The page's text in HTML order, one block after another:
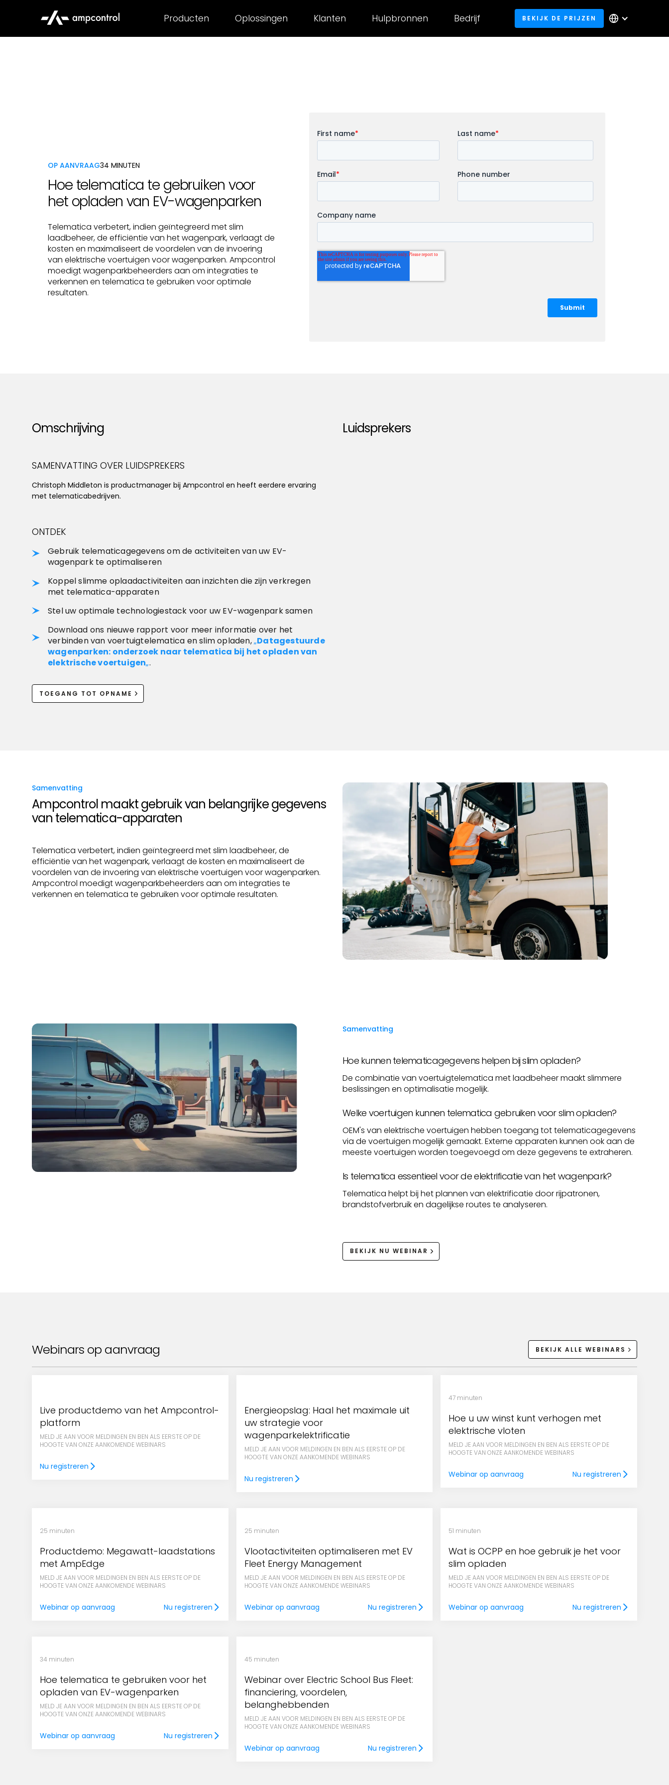
Producten Oplossingen Klanten Hulpbronnen Bedrijf BEKIJK DE PRIJZEN
OP AANVRAAG34 MINUTEN
Hoe telematica te gebruiken voor
het opladen van EV-wagenparken
Telematica verbetert, indien geïntegreerd met slim
laadbeheer, de efficiëntie van het wagenpark, verlaagt de
kosten en maximaliseert de voordelen van de invoering
van elektrische voertuigen voor wagenparken. Ampcontrol
moedigt wagenparkbeheerders aan om integraties te
verkennen en telematica te gebruiken voor optimale
resultaten.
Omschrijving
SAMENVATTING OVER LUIDSPREKERS
Christoph Middleton is productmanager bij Ampcontrol en heeft eerdere ervaring
met telematicabedrijven.
ONTDEK
Gebruik telematicagegevens om de activiteiten van uw EV-
wagenpark te optimaliseren
Koppel slimme oplaadactiviteiten aan inzichten die zijn verkregen
met telematica-apparaten
Stel uw optimale technologiestack voor uw EV-wagenpark samen
Download ons nieuwe rapport voor meer informatie over het
verbinden van voertuigtelematica en slim opladen,„Datagestuurde
wagenparken: onderzoek naar telematica bij het opladen van
elektrische voertuigen„.
TOEGANG TOT OPNAME
Luidsprekers
Samenvatting
Ampcontrol maakt gebruik van belangrijke gegevens
van telematica-apparaten
Telematica verbetert, indien geïntegreerd met slim laadbeheer, de
efficiëntie van het wagenpark, verlaagt de kosten en maximaliseert de
voordelen van de invoering van elektrische voertuigen voor wagenparken.
Ampcontrol moedigt wagenparkbeheerders aan om integraties te
verkennen en telematica te gebruiken voor optimale resultaten.
Samenvatting
Hoe kunnen telematicagegevens helpen bij slim opladen?
De combinatie van voertuigtelematica met laadbeheer maakt slimmere
beslissingen en optimalisatie mogelijk.
Welke voertuigen kunnen telematica gebruiken voor slim opladen?
OEM's van elektrische voertuigen hebben toegang tot telematicagegevens
via de voertuigen mogelijk gemaakt. Externe apparaten kunnen ook aan de
meeste voertuigen worden toegevoegd om deze gegevens te extraheren.
Is telematica essentieel voor de elektrificatie van het wagenpark?
Telematica helpt bij het plannen van elektrificatie door rijpatronen,
brandstofverbruik en dagelijkse routes te analyseren.
BEKIJK NU WEBINAR
Webinars op aanvraag BEKIJK ALLE WEBINARS
Live productdemo van het Ampcontrol-
platform
MELD JE AAN VOOR MELDINGEN EN BEN ALS EERSTE OP DE
HOOGTE VAN ONZE AANKOMENDE WEBINARS
Nu registreren
Energieopslag: Haal het maximale uit
uw strategie voor
wagenparkelektrificatie
MELD JE AAN VOOR MELDINGEN EN BEN ALS EERSTE OP DE
HOOGTE VAN ONZE AANKOMENDE WEBINARS
Nu registreren
47 minuten
Hoe u uw winst kunt verhogen met
elektrische vloten
MELD JE AAN VOOR MELDINGEN EN BEN ALS EERSTE OP DE
HOOGTE VAN ONZE AANKOMENDE WEBINARS
Webinar op aanvraag Nu registreren
25 minuten
Productdemo: Megawatt-laadstations
met AmpEdge
MELD JE AAN VOOR MELDINGEN EN BEN ALS EERSTE OP DE
HOOGTE VAN ONZE AANKOMENDE WEBINARS
Webinar op aanvraag Nu registreren
25 minuten
Vlootactiviteiten optimaliseren met EV
Fleet Energy Management
MELD JE AAN VOOR MELDINGEN EN BEN ALS EERSTE OP DE
HOOGTE VAN ONZE AANKOMENDE WEBINARS
Webinar op aanvraag Nu registreren
51 minuten
Wat is OCPP en hoe gebruik je het voor
slim opladen
MELD JE AAN VOOR MELDINGEN EN BEN ALS EERSTE OP DE
HOOGTE VAN ONZE AANKOMENDE WEBINARS
Webinar op aanvraag Nu registreren
34 minuten
Hoe telematica te gebruiken voor het
opladen van EV-wagenparken
MELD JE AAN VOOR MELDINGEN EN BEN ALS EERSTE OP DE
HOOGTE VAN ONZE AANKOMENDE WEBINARS
Webinar op aanvraag Nu registreren
45 minuten
Webinar over Electric School Bus Fleet:
financiering, voordelen,
belanghebbenden
MELD JE AAN VOOR MELDINGEN EN BEN ALS EERSTE OP DE
HOOGTE VAN ONZE AANKOMENDE WEBINARS
Webinar op aanvraag Nu registreren